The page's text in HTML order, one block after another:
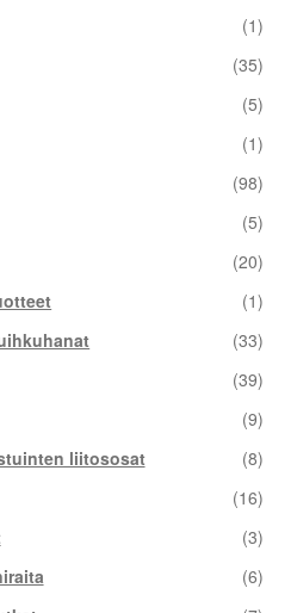
(1)
(35)
(5)
(1)
(98)
(5)
(20)
(1)
(33)
(39)
(9)
liitososat
(8)
(16)
(3)
(6)